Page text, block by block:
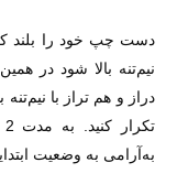
دست چپ خود را بلند
نیم‌تنه بالا شود در
دراز و هم تراز با
به‌آرامی به وضعیت